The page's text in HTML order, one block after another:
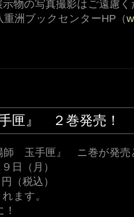
示物の写真撮影はご遠慮
洲ブックセンターHP（
匣』 ２巻発売！
玉手匣』 ニ巻が発売
日（月）
税込）
ます。